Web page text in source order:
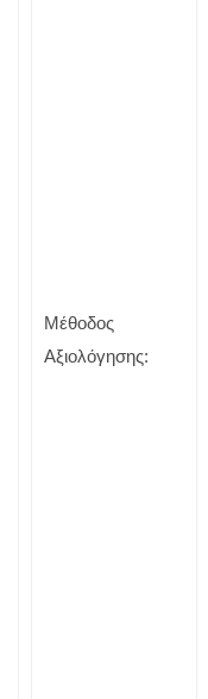
Μέθοδος
Αξιολόγησης: